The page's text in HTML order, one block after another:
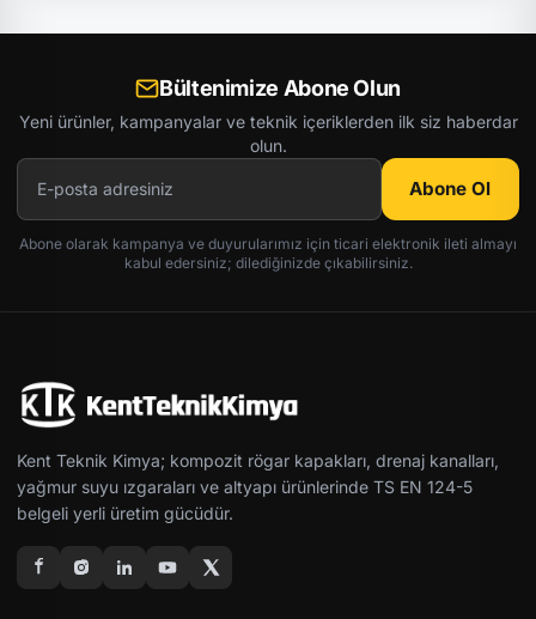
Bültenimize Abone Olun
Yeni ürünler, kampanyalar ve teknik içeriklerden ilk siz haberdar
olun.
Abone Ol
Abone olarak kampanya ve duyurularımız için ticari elektronik ileti almayı
kabul edersiniz; dilediğinizde çıkabilirsiniz.
Kent Teknik Kimya; kompozit rögar kapakları, drenaj kanalları,
yağmur suyu ızgaraları ve altyapı ürünlerinde TS EN 124-5
belgeli yerli üretim gücüdür.